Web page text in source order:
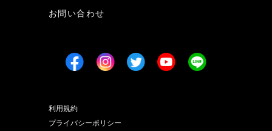
お問い合わせ
利用規約
プライバシーポリシー